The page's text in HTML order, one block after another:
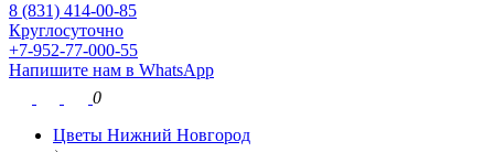
8 (831) 414-00-85
Круглосуточно
+7-952-77-000-55
Напишите нам в WhatsApp
0
Цветы Нижний Новгород